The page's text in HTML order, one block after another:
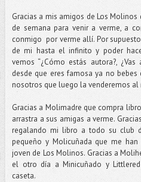
Gracias a mis amigos de Los
de semana para venir a verme, a
conmigo por verme allí. Por
de mi hasta el infinito y poder
vemos “¿Cómo estás autora?,
desde que eres famosa ya no bebes
nosotros que luego la venderemos al
Gracias a Molimadre que compra
arrastra a sus amigas a verme.
regalando mi libro a todo su club
pequeño y Molicuñada que me
joven de Los Molinos. Gracias a
el otro día a Minicuñado y
caseta.